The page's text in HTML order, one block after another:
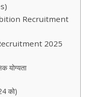
Recruitment
2025
योग्यता
को)